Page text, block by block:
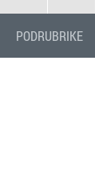
PODRUBRIKE